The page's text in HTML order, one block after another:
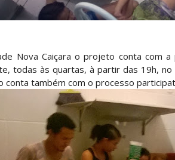
Nova Caiçara o projeto conta com
todas às quartas, à partir das 19h,
conta também com o processo